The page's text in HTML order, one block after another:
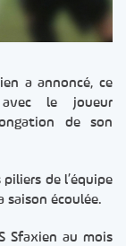
a annoncé, ce
le joueur
de son
de l’équipe
saison écoulée.
Sfaxien au mois